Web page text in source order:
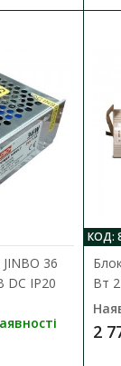
36
DC IP20
КОД:
Вт
2